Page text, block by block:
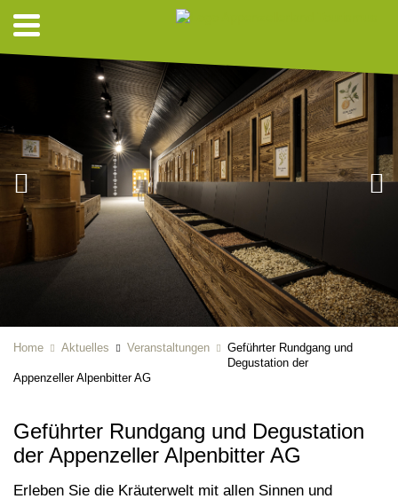
Home Aktuelles Veranstaltungen
Geführter Rundgang und
Degustation der
Appenzeller Alpenbitter AG
Geführter Rundgang und Degustation
der Appenzeller Alpenbitter AG
Erleben Sie die Kräuterwelt mit allen Sinnen und